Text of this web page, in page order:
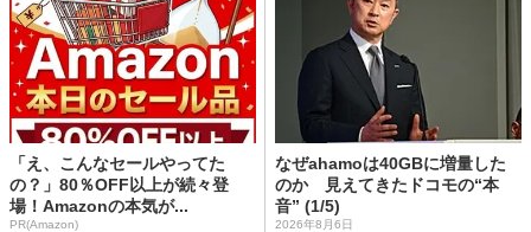
「え、こんなセールやってた
の？」80％OFF以上が続々登
場！Amazonの本気が...
PR(Amazon)
なぜahamoは40GBに増量した
のか 見えてきたドコモの“本
音” (1/5)
2026年8月6日